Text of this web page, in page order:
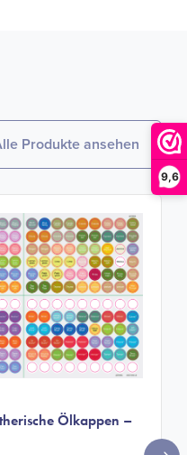
9,6
Produkte ansehen
Ölkappen –